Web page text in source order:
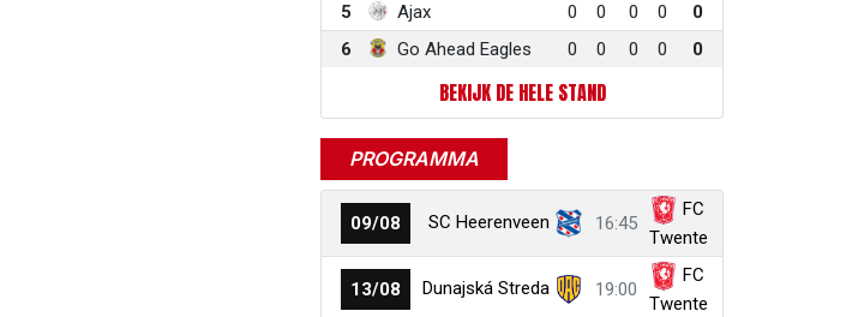
5
Ajax 0 0 0 0
0
6
Go Ahead Eagles 0 0 0 0 0
BEKIJK DE HELE STAND
PROGRAMMA
09/08 SC Heerenveen 16:45
FC
Twente
13/08 Dunajská Streda 19:00
FC
Twente